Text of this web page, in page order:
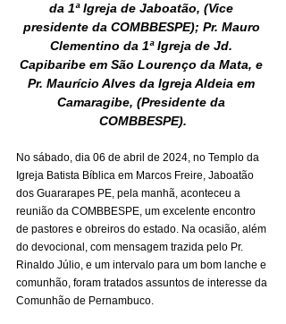
da 1ª Igreja de Jaboatão, (Vice
presidente da COMBBESPE); Pr. Mauro
Clementino da 1ª Igreja de Jd.
Capibaribe em São Lourenço da Mata, e
Pr. Maurício Alves da Igreja Aldeia em
Camaragibe, (Presidente da
COMBBESPE).
No sábado, dia 06 de abril de 2024, no Templo da
Igreja Batista Bíblica em Marcos Freire, Jaboatão
dos Guararapes PE, pela manhã, aconteceu a
reunião da COMBBESPE, um excelente encontro
de pastores e obreiros do estado. Na ocasião, além
do devocional, com mensagem trazida pelo Pr.
Rinaldo Júlio, e um intervalo para um bom lanche e
comunhão, foram tratados assuntos de interesse da
Comunhão de Pernambuco.